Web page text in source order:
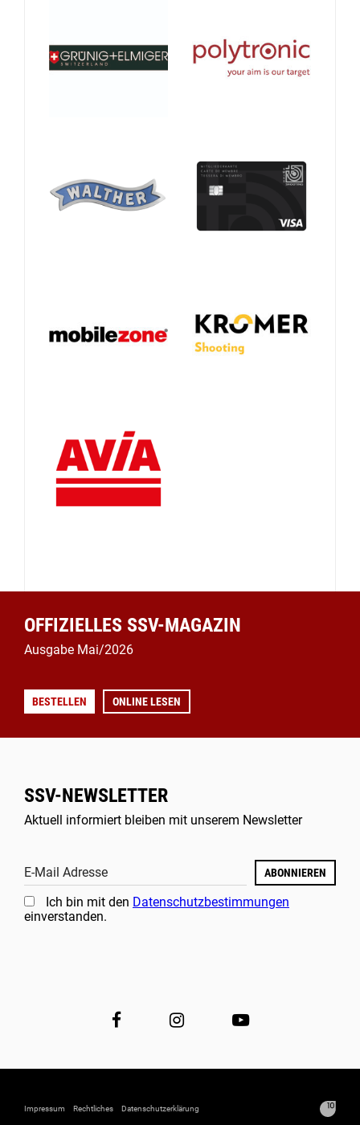
OFFIZIELLES SSV-MAGAZIN
Ausgabe Mai/2026
BESTELLEN ONLINE LESEN
SSV-NEWSLETTER
Aktuell informiert bleiben mit unserem Newsletter
E-Mail Adresse ABONNIEREN
Ich bin mit den Datenschutzbestimmungen
einverstanden.
Impressum Rechtliches Datenschutzerklärung